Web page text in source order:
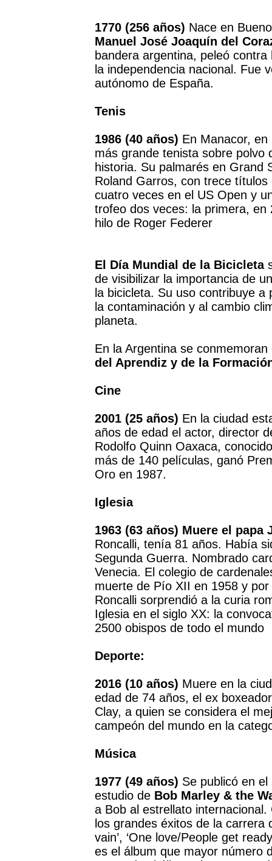
1770 (256 años) Nace en
Manuel José Joaquín del
bandera argentina, peleó
la independencia nacional. Fue
autónomo de España.
Tenis
1986 (40 años) En Manacor,
más grande tenista sobre polvo
historia. Su palmarés en Grand
Roland Garros, con trece
cuatro veces en el US Open y
trofeo dos veces: la primera,
hilo de Roger Federer
El Día Mundial de la Bicicleta
de visibilizar la importancia de
la bicicleta. Su uso contribuye
la contaminación y al cambio
planeta.
En la Argentina se
del Aprendiz y de la
Cine
2001 (25 años) En la ciudad
años de edad el actor, director
Rodolfo Quinn Oaxaca,
más de 140 películas, ganó
Oro en 1987.
Iglesia
1963 (63 años) Muere el papa
Roncalli, tenía 81 años. Había
Segunda Guerra. Nombrado
Venecia. El colegio de
muerte de Pío XII en 1958 y
Roncalli sorprendió a la curia
Iglesia en el siglo XX: la
2500 obispos de todo el mundo
Deporte:
2016 (10 años) Muere en la
edad de 74 años, el ex
Clay, a quien se considera el
campeón del mundo en la
Música
1977 (49 años) Se publicó en
estudio de Bob Marley & the
a Bob al estrellato
los grandes éxitos de la carrera
vain’, ‘One love/People get
es el álbum que mayor número